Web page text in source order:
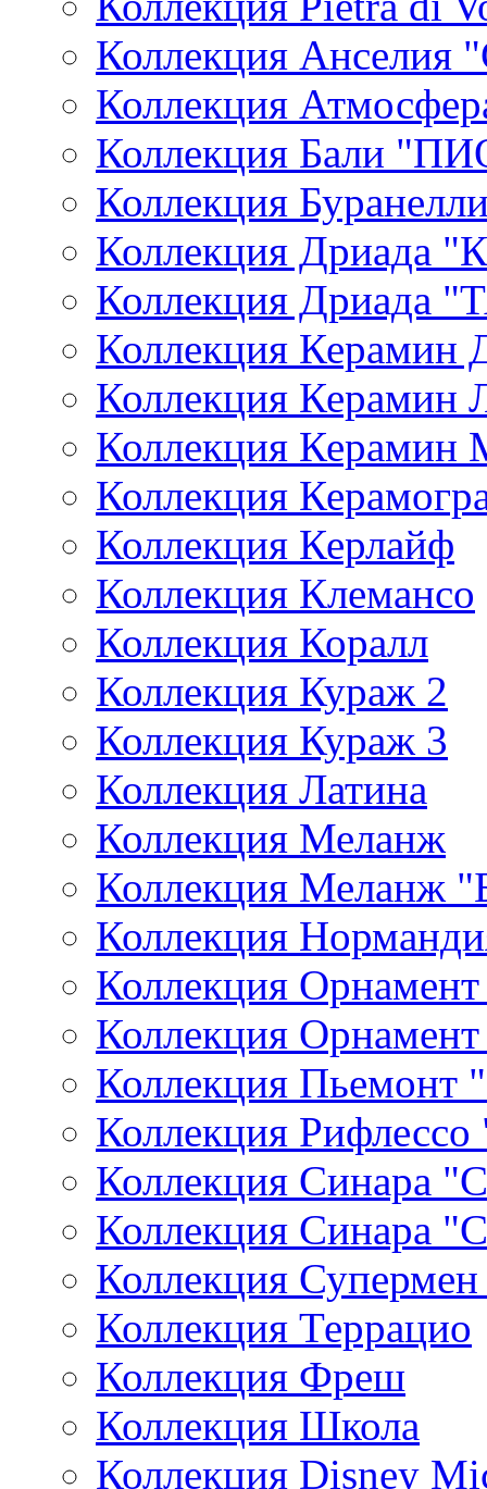
Коллекция
Коллекция
Коллекция Бали
Коллекция
Коллекция Дриада
Коллекция
Коллекция Керамин
Коллекция Керамин
Коллекция
Коллекция
Коллекция Керлайф
Коллекция Клемансо
Коллекция Коралл
Коллекция Кураж 2
Коллекция Кураж 3
Коллекция Латина
Коллекция Меланж
Коллекция Меланж
Коллекция
Коллекция
Коллекция
Коллекция
Коллекция
Коллекция Синара
Коллекция Синара
Коллекция
Коллекция Террацио
Коллекция Фреш
Коллекция Школа
Коллекция Disney